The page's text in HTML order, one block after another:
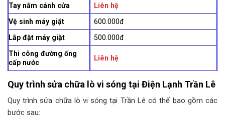
Tay nắm cánh cửa
Liên hệ
Vệ sinh máy giặt
600.000đ
Lắp đặt máy giặt
500.000đ
Thi công đường ống
cấp nước
Liên hệ
Quy trình sửa chữa lò vi sóng tại Điện Lạnh Trần Lê
Quy trình sửa chữa lò vi sóng tại Trần Lê có thể bao gồm các
bước sau: